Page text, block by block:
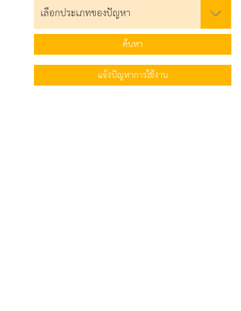
ค้นหา
แจ้งปัญหาการใช้งาน